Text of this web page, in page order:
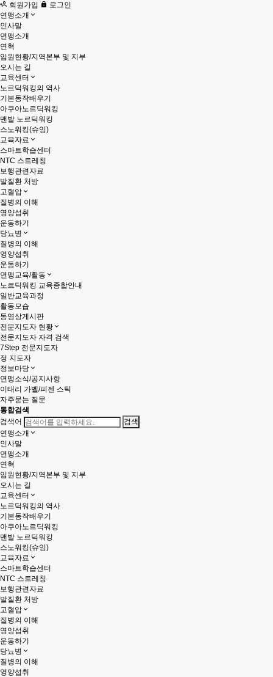
회원가입
로그인
연맹소개
인사말
연맹소개
연혁
임원현황/지역본부 및 지부
오시는 길
교육센터
노르딕워킹의 역사
기본동작배우기
아쿠아노르딕워킹
맨발 노르딕워킹
스노워킹(슈잉)
교육자료
스마트학습센터
NTC 스트레칭
보행관련자료
발질환 처방
고혈압
질병의 이해
영양섭취
운동하기
당뇨병
질병의 이해
영양섭취
운동하기
연맹교육/활동
노르딕워킹 교육종합안내
일반교육과정
활동모습
동영상게시판
전문지도자 현황
전문지도자 자격 검색
7Step 전문지도자
정 지도자
정보마당
연맹소식/공지사항
이태리 가벨/피젠 스틱
자주묻는 질문
통합검색
검색어
연맹소개
인사말
연맹소개
연혁
임원현황/지역본부 및 지부
오시는 길
교육센터
노르딕워킹의 역사
기본동작배우기
아쿠아노르딕워킹
맨발 노르딕워킹
스노워킹(슈잉)
교육자료
스마트학습센터
NTC 스트레칭
보행관련자료
발질환 처방
고혈압
질병의 이해
영양섭취
운동하기
당뇨병
질병의 이해
영양섭취